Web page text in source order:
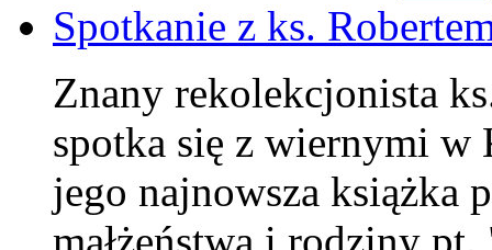
Spotkanie z ks.
Znany rekolekcjonista
spotka się z wiernymi w
jego najnowsza książka
małżeństwa i rodziny